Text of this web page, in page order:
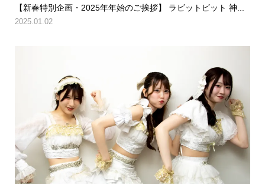
【新春特別企画・2025年年始のご挨拶】 ラビットビット 神...
2025.01.02